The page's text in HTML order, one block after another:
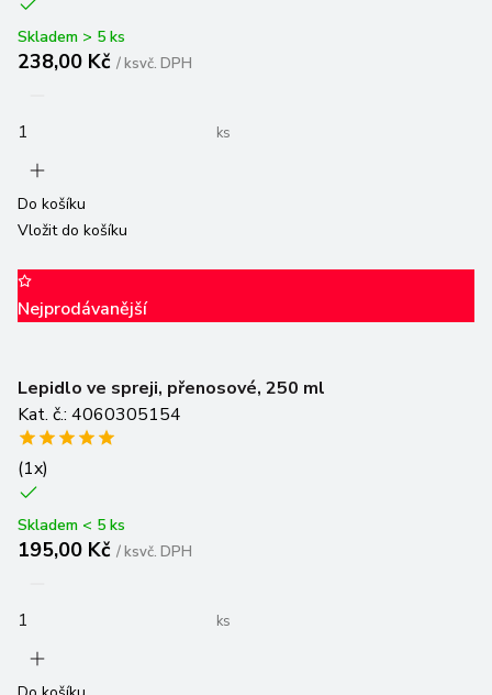
Skladem > 5 ks
238,00 Kč /
Do košíku
Vložit do košíku
Nejprodávanější
Kat. č.: 4060305154
(1x)
Skladem < 5 ks
195,00 Kč /
Do košíku